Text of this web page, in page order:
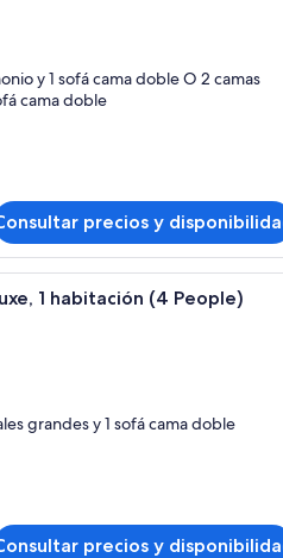
y 1 sofá cama doble O 2 camas
cama doble
precios y
televisor montado en la pared.
Habitación de hotel con una
1 habitación (4 People)
grandes y 1 sofá cama doble
precios y